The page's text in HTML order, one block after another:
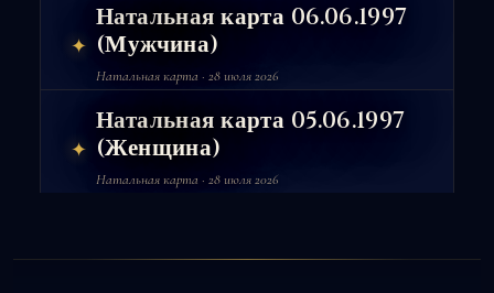
✦
Натальная карта 06.06.1997
(Мужчина)
Натальная карта · 28 июля 2026
✦
Натальная карта 05.06.1997
(Женщина)
Натальная карта · 28 июля 2026